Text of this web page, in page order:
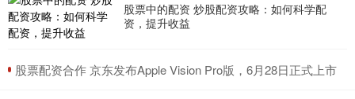
股票中的配资 炒股配资攻略：如何科学配
资，提升收益
​股票配资合作 京东发布Apple Vision Pro版，6月28日正式上市